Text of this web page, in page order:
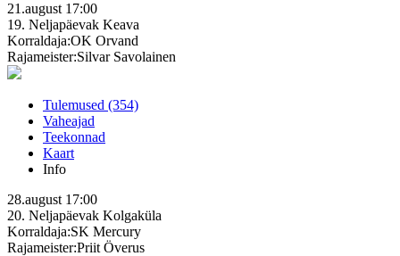
21.august 17:00
19. Neljapäevak Keava
Korraldaja:OK Orvand
Rajameister:Silvar Savolainen
Tulemused (354)
Vaheajad
Teekonnad
Kaart
Info
28.august 17:00
20. Neljapäevak Kolgaküla
Korraldaja:SK Mercury
Rajameister:Priit Överus